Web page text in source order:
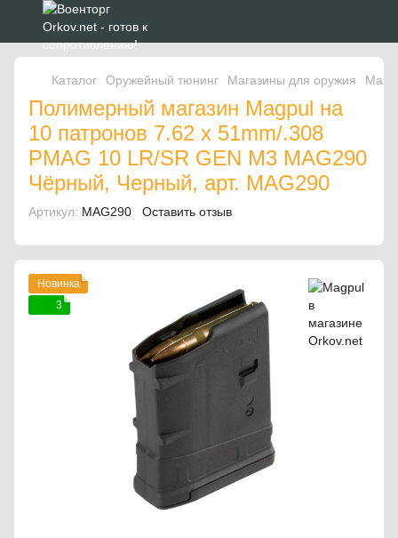
Каталог Оружейный тюнинг Магазины для оружия
Полимерный магазин Magpul на
10 патронов 7.62 x 51mm/.308
PMAG 10 LR/SR GEN M3 MAG290
Чёрный, Черный, арт. MAG290
Артикул: MAG290 Оставить отзыв
Новинка
3